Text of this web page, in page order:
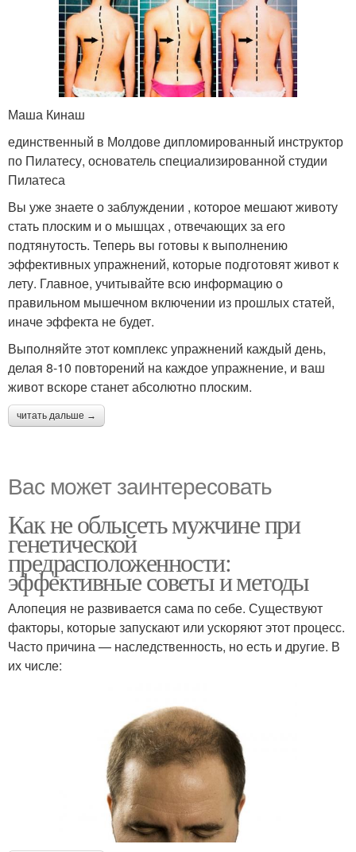
Маша Кинаш
единственный в Молдове дипломированный инструктор
по Пилатесу, основатель специализированной студии
Пилатеса
Вы уже знаете о заблуждении , которое мешают животу
стать плоским и о мышцах , отвечающих за его
подтянутость. Теперь вы готовы к выполнению
эффективных упражнений, которые подготовят живот к
лету. Главное, учитывайте всю информацию о
правильном мышечном включении из прошлых статей,
иначе эффекта не будет.
Выполняйте этот комплекс упражнений каждый день,
делая 8-10 повторений на каждое упражнение, и ваш
живот вскоре станет абсолютно плоским.
читать дальше →
Вас может заинтересовать
Как не облысеть мужчине при
генетической
предрасположенности:
эффективные советы и методы
Алопеция не развивается сама по себе. Существуют
факторы, которые запускают или ускоряют этот процесс.
Часто причина — наследственность, но есть и другие. В
их числе: